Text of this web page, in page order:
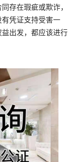
存在瑕疵或欺诈，
凭证支持受害一
出发，都应该进行